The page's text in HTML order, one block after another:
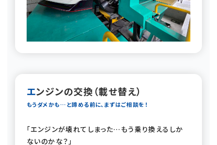
エンジンの交換（載せ替え）
もうダメかも…と諦める前に、まずはご相談を！
「エンジンが壊れてしまった…もう乗り換えるしか
ないのかな？」